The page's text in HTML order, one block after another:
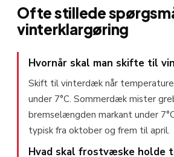
Ofte stillede
vinterklargøring
Hvornår skal man skifte til
Skift til vinterdæk når
under 7°C. Sommerdæk mister
bremselængden markant under
typisk fra oktober og frem til april.
Hvad skal frostvæske holde